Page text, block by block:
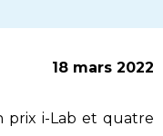
18 mars 2022
prix i-Lab et quatre